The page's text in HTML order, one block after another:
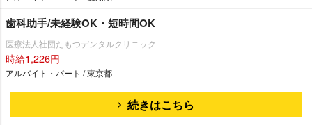
歯科助手/未経験OK・短時間OK
医療法人社団たもつデンタルクリニック
時給1,226円
アルバイト・パート / 東京都
続きはこちら